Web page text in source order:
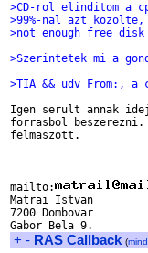
>CD-rol elinditom a
>99%-nal azt kozolte,
>not enough free
>Szerintetek mi a
>TIA && udv From:, a
Igen serult annak
forrasbol beszerezni.
felmaszott.
mailto:
Matrai Istvan
7200 Dombovar
+ - RAS Callback (mind